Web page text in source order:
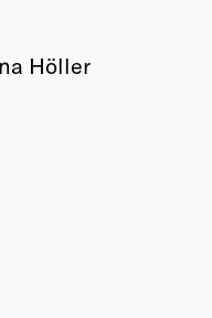
Höller